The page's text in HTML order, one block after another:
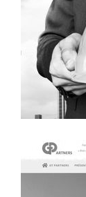
~401€/mois